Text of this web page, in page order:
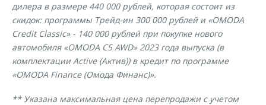
дилера в размере 440 000 рублей, которая состоит из
скидок: программы Трейд-ин 300 000 рублей и «OMODA
Credit Classic» - 140 000 рублей при покупке нового
автомобиля «OMODA C5 AWD» 2023 года выпуска (в
комплектации Active (Актив)) в кредит по программе
«OMODA Finance (Омода Финанс)».
** Указана максимальная цена перепродажи с учетом